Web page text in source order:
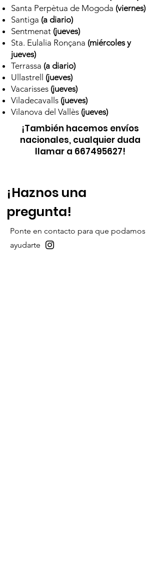
Santa Perpètua de Mogoda (viernes)
Santiga (a diario)
Sentmenat (jueves)
Sta. Eulalia Ronçana (miércoles y
jueves)
Terrassa (a diario)
Ullastrell (jueves)
Vacarisses (jueves)
Viladecavalls (jueves)
Vilanova del Vallès (jueves)
¡También hacemos envíos
nacionales, cualquier duda
llamar a 667495627!
¡Haznos una
pregunta!
Ponte en contacto para que podamos
ayudarte